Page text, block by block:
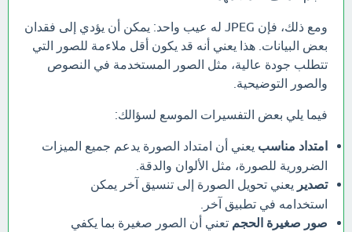
ومع ذلك، فإن JPEG له عيب واحد: يمكن أن يؤدي إلى فقدان
بعض البيانات. هذا يعني أنه قد يكون أقل ملاءمة للصور التي
تتطلب جودة عالية، مثل الصور المستخدمة في النصوص
والصور التوضيحية.
فيما يلي بعض التفسيرات الموسع لسؤالك:
امتداد مناسب يعني أن امتداد الصورة يدعم جميع الميزات
الضرورية للصورة، مثل الألوان والدقة.
تصدير يعني تحويل الصورة إلى تنسيق آخر يمكن
استخدامه في تطبيق آخر.
صور صغيرة الحجم تعني أن الصور صغيرة بما يكفي